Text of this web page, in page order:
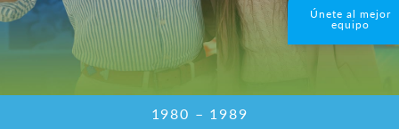
1980 – 1989
Únete al mejor
equipo